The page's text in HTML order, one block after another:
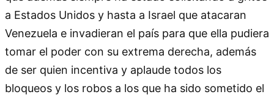
a Estados Unidos y hasta a Israel que atacaran
Venezuela e invadieran el país para que ella pudiera
tomar el poder con su extrema derecha, además
de ser quien incentiva y aplaude todos los
bloqueos y los robos a los que ha sido sometido el